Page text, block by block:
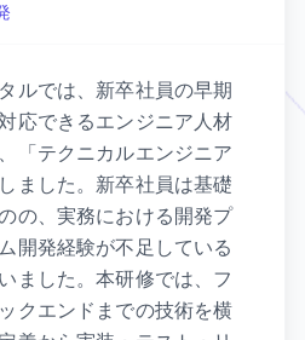
ルでは、新卒社員の早期
応できるエンジニア人材
「テクニカルエンジニア
ました。新卒社員は基礎
の、実務における開発プ
開発経験が不足している
ました。本研修では、フ
クエンドまでの技術を横